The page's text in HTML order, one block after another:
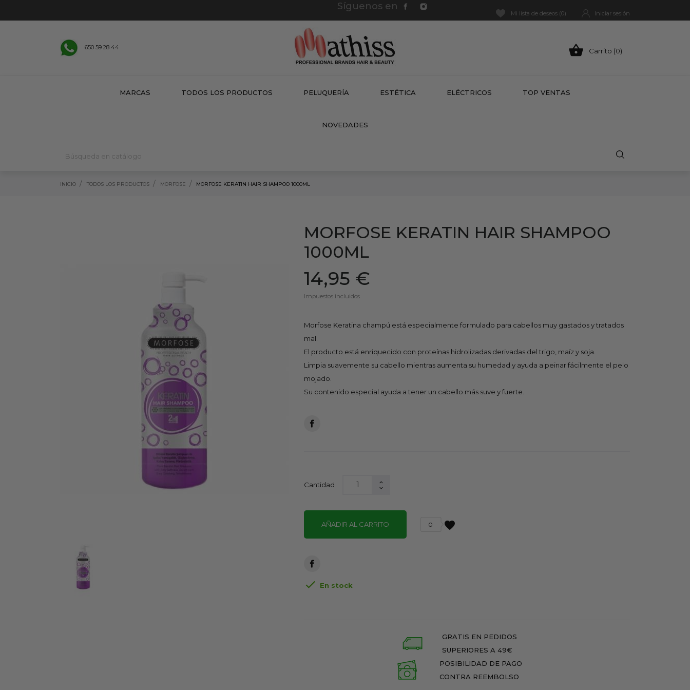
Síguenos en
Mi lista de deseos (0) Iniciar sesión
650 59 28 44  Carrito (0)
MARCAS TODOS LOS PRODUCTOS PELUQUERÍA ESTÉTICA ELÉCTRICOS TOP VENTAS
NOVEDADES
INICIO TODOS LOS PRODUCTOS MORFOSE MORFOSE KERATIN HAIR SHAMPOO 1000ML
MORFOSE KERATIN HAIR SHAMPOO
1000ML
14,95 €
Impuestos incluidos
Morfose Keratina champú está especialmente formulado para cabellos muy gastados y tratados
mal.
El producto está enriquecido con proteínas hidrolizadas derivadas del trigo, maíz y soja.
Limpia suavemente su cabello mientras aumenta su humedad y ayuda a peinar fácilmente el pelo
mojado.
Su contenido especial ayuda a tener un cabello más suve y fuerte.
Cantidad
AÑADIR AL CARRITO favorite
0
 En stock
GRATIS EN PEDIDOS
SUPERIORES A 49€
POSIBILIDAD DE PAGO
CONTRA REEMBOLSO